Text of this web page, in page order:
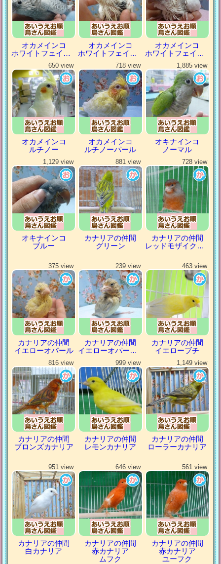
オカメインコ
ホワイトフェイスパール
オカメインコ
ホワイトフェイスパイド
オカメインコ
ホワイトフェイスヘビーパイド
650 view
オカメインコ
ルチノー
718 view
オカメインコ
ルチノーパール
1,885 view
オキナインコ
ノーマル
1,129 view
オキナインコ
ブルー
881 view
カナリアの仲間
グリーン
728 view
カナリアの仲間
レッドモザイクカナリア
375 view
カナリアの仲間
イエローオパール
239 view
カナリアの仲間
イエローオパールシナモン
463 view
カナリアの仲間
イエローブチ
816 view
カナリアの仲間
ブロンズカナリア
999 view
カナリアの仲間
レモンカナリア
1,149 view
カナリアの仲間
ローラーカナリア
951 view
カナリアの仲間
白カナリア
646 view
カナリアの仲間
赤カナリア
ムフク
561 view
カナリアの仲間
赤カナリア
ユーフク